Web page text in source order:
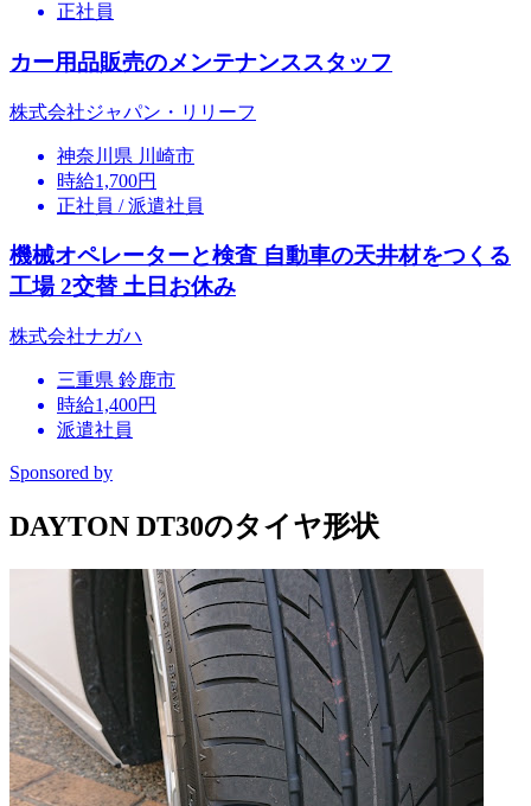
正社員
カー用品販売のメンテナンススタッフ
株式会社ジャパン・リリーフ
神奈川県 川崎市
時給1,700円
正社員 / 派遣社員
機械オペレーターと検査 自動車の天井材をつくる
工場 2交替 土日お休み
株式会社ナガハ
三重県 鈴鹿市
時給1,400円
派遣社員
Sponsored by
DAYTON DT30のタイヤ形状